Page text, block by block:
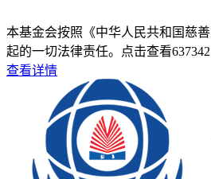
本基金会按照《中华人民共和国慈
起的一切法律责任。点击查看
查看详情